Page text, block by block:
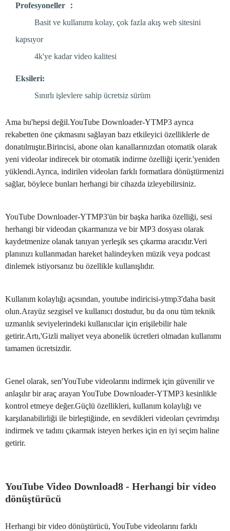
Profesyoneller ：
Basit ve kullanımı kolay, çok fazla akış web sitesini
kapsıyor
4k'ye kadar video kalitesi
Eksileri:
Sınırlı işlevlere sahip ücretsiz sürüm
Ama bu'hepsi değil.YouTube Downloader-YTMP3 ayrıca
rekabetten öne çıkmasını sağlayan bazı etkileyici özelliklerle de
donatılmıştır.Birincisi, abone olan kanallarınızdan otomatik olarak
yeni videolar indirecek bir otomatik indirme özelliği içerir.'yeniden
yüklendi.Ayrıca, indirilen videoları farklı formatlara dönüştürmenizi
sağlar, böylece bunları herhangi bir cihazda izleyebilirsiniz.
YouTube Downloader-YTMP3'ün bir başka harika özelliği, sesi
herhangi bir videodan çıkarmanıza ve bir MP3 dosyası olarak
kaydetmenize olanak tanıyan yerleşik ses çıkarma aracıdır.Veri
planınızı kullanmadan hareket halindeyken müzik veya podcast
dinlemek istiyorsanız bu özellikle kullanışlıdır.
Kullanım kolaylığı açısından, youtube indiricisi-ytmp3'daha basit
olun.Arayüz sezgisel ve kullanıcı dostudur, bu da onu tüm teknik
uzmanlık seviyelerindeki kullanıcılar için erişilebilir hale
getirir.Artı,'Gizli maliyet veya abonelik ücretleri olmadan kullanımı
tamamen ücretsizdir.
Genel olarak, sen'YouTube videolarını indirmek için güvenilir ve
anlaşılır bir araç arayan YouTube Downloader-YTMP3 kesinlikle
kontrol etmeye değer.Güçlü özellikleri, kullanım kolaylığı ve
karşılanabilirliği ile birleştiğinde, en sevdikleri videoları çevrimdışı
indirmek ve tadını çıkarmak isteyen herkes için en iyi seçim haline
getirir.
YouTube Video Download8 - Herhangi bir video
dönüştürücü
Herhangi bir video dönüştürücü, YouTube videolarını farklı